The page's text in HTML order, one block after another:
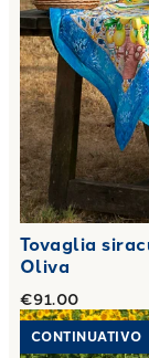
Tovaglia
Oliva
€91.00
Link to "
CONTINUATIVO